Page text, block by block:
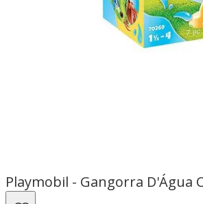
Playmobil - Gangorra D'Água